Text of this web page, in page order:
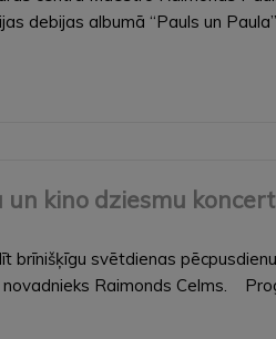
debijas albumā “Pauls un
un kino dziesmu
svētdienas
Raimonds Celms.